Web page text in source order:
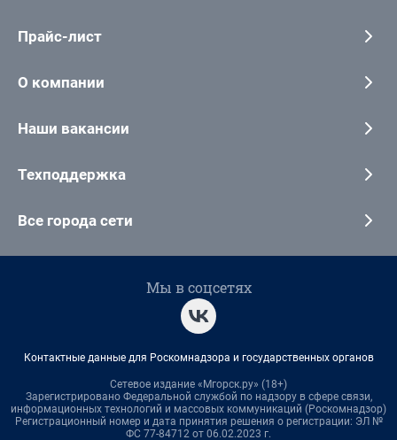
Прайс-лист
О компании
Наши вакансии
Техподдержка
Все города сети
Мы в соцсетях
Контактные данные для Роскомнадзора и государственных органов
Сетевое издание «Мгорск.ру» (18+)
Зарегистрировано Федеральной службой по надзору в сфере связи,
информационных технологий и массовых коммуникаций (Роскомнадзор)
Регистрационный номер и дата принятия решения о регистрации: ЭЛ №
ФС 77-84712 от 06.02.2023 г.